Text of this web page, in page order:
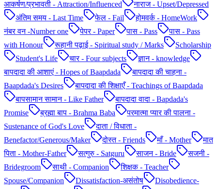
आकर्षण/प्रभावती - Attraction/Influenced
नाराज - Upset/Depressed
अंतिम समय - Last Time
फेल - Fail
होमवर्क - HomeWork
नंबर वन -Number one
पेपर - Paper पास - Pass
पास - Pass
with Honour
रूहानी पढ़ाई - Spiritual study / Marks
Scholarship
Student's Life
चार - Four subjects
ज्ञान - knowledge
बापदादा की आशाएं - Hopes of Baapdada
बापदादा की चाहना -
Baapdada's Desires
बापदादा की शिक्षाएँ - Teachings of Baapdada
बापसामान सामान - Like Father
बापदादा वादा - Bapdada's
Promise
ब्रह्मा बाप - Brahma Baba
परमात्मा प्यार की पालना -
Sustenance of God's Love
दाता / विधाता -
Benefactor/Generous/Maker
दोस्त - Friends माँ - Mother
मात
पिता - Mother-Father
सत्गुरु - Satguru साजन - Bride
सजनी -
Bridegroom
साथी - Companion
शिक्षक - Teacher
Spouse/Companion
Dissatisfaction-असंतोष
Disobedience-